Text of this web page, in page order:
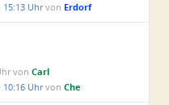
15:13 Uhrvon Erdorf
vonCarl
10:16 UhrvonChe